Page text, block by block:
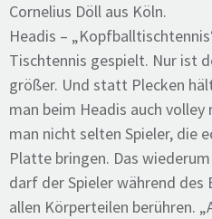
Cornelius Döll aus Köln.
Headis –
Tischtennis gespielt. Nur ist
größer. Und statt Plecken
man beim Headis auch
man nicht selten Spieler, die
Platte bringen. Das
darf der Spieler während
allen Körperteilen berühren.